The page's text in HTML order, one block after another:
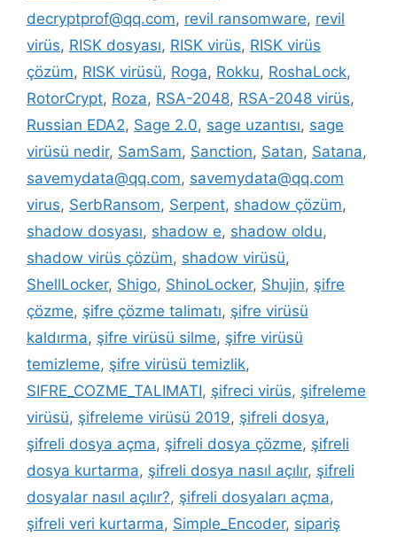
decryptprof@qq.com, revil ransomware, revil
virüs, RISK dosyası, RISK virüs, RISK virüs
çözüm, RISK virüsü, Roga, Rokku, RoshaLock,
RotorCrypt, Roza, RSA-2048, RSA-2048 virüs,
Russian EDA2, Sage 2.0, sage uzantısı, sage
virüsü nedir, SamSam, Sanction, Satan, Satana,
savemydata@qq.com, savemydata@qq.com
virus, SerbRansom, Serpent, shadow çözüm,
shadow dosyası, shadow e, shadow oldu,
shadow virüs çözüm, shadow virüsü,
ShellLocker, Shigo, ShinoLocker, Shujin, şifre
çözme, şifre çözme talimatı, şifre virüsü
kaldırma, şifre virüsü silme, şifre virüsü
temizleme, şifre virüsü temizlik,
SIFRE_COZME_TALIMATI, şifreci virüs, şifreleme
virüsü, şifreleme virüsü 2019, şifreli dosya,
şifreli dosya açma, şifreli dosya çözme, şifreli
dosya kurtarma, şifreli dosya nasıl açılır, şifreli
dosyalar nasıl açılır?, şifreli dosyaları açma,
şifreli veri kurtarma, Simple_Encoder, sipariş